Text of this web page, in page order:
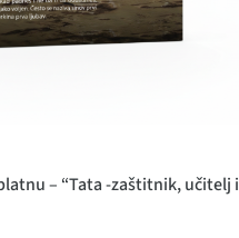
– “Tata -zaštitnik, učitelj i